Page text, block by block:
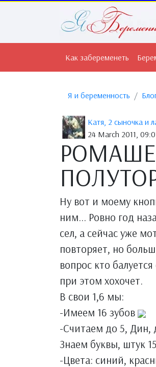
Как забеременеть
Я и беременность
Катя, 2 сыночка и
24 March 2011,
Ну вот и моему
ним... Ровно год
сел, а сейчас уже
повторяет, но
вопрос кто
при этом хохочет.
В свои 1,6 мы:
-Имеем 16 зубов
-Считаем до 5, Дин,
Знаем буквы, штук
-Цвета: синий,